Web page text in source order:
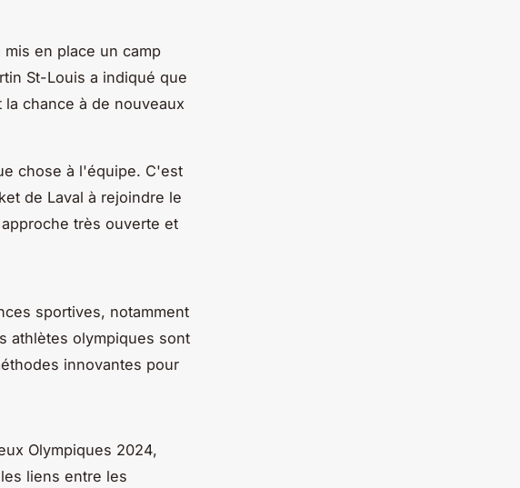
en place un camp
St-Louis a indiqué que
chance à de nouveaux
chose à l'équipe. C'est
de Laval à rejoindre le
très ouverte et
sportives, notamment
athlètes olympiques sont
innovantes pour
Olympiques 2024,
liens entre les